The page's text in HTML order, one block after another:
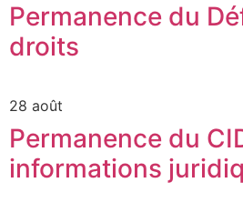
Permanence du
droits
28 août
Permanence du
informations